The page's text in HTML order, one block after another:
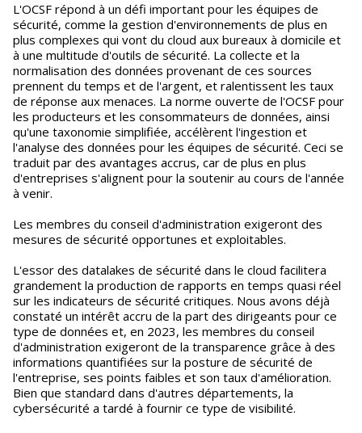
L'OCSF répond à un défi important pour les équipes de
sécurité, comme la gestion d'environnements de plus en
plus complexes qui vont du cloud aux bureaux à domicile et
à une multitude d'outils de sécurité. La collecte et la
normalisation des données provenant de ces sources
prennent du temps et de l'argent, et ralentissent les taux
de réponse aux menaces. La norme ouverte de l'OCSF pour
les producteurs et les consommateurs de données, ainsi
qu'une taxonomie simplifiée, accélèrent l'ingestion et
l'analyse des données pour les équipes de sécurité. Ceci se
traduit par des avantages accrus, car de plus en plus
d'entreprises s'alignent pour la soutenir au cours de l'année
à venir.
Les membres du conseil d'administration exigeront des
mesures de sécurité opportunes et exploitables.
L'essor des datalakes de sécurité dans le cloud facilitera
grandement la production de rapports en temps quasi réel
sur les indicateurs de sécurité critiques. Nous avons déjà
constaté un intérêt accru de la part des dirigeants pour ce
type de données et, en 2023, les membres du conseil
d'administration exigeront de la transparence grâce à des
informations quantifiées sur la posture de sécurité de
l'entreprise, ses points faibles et son taux d'amélioration.
Bien que standard dans d'autres départements, la
cybersécurité a tardé à fournir ce type de visibilité.